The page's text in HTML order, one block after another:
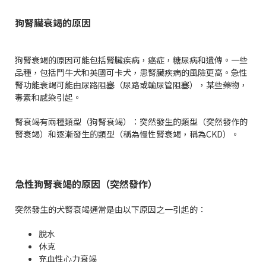
狗腎臟衰竭的原因
狗腎衰竭的原因可能包括腎臟疾病，癌症，糖尿病和遺傳。一些
品種，包括鬥牛犬和英國可卡犬，患腎臟疾病的風險更高。急性
腎功能衰竭可能由尿路阻塞（尿路或輸尿管阻塞），某些藥物，
毒素和感染引起。
腎衰竭有兩種類型（狗腎衰竭）：突然發生的類型（突然發作的
腎衰竭）和逐漸發生的類型（稱為慢性腎衰竭，稱為CKD）。
急性狗腎衰竭的原因（突然發作）
突然發生的犬腎衰竭通常是由以下原因之一引起的：
脫水
休克
充血性心力衰竭